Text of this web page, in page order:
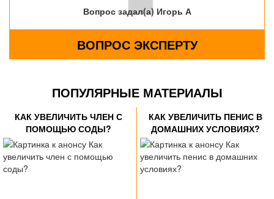
Вопрос задал(а) Игорь А
ВОПРОС ЭКСПЕРТУ
ПОПУЛЯРНЫЕ МАТЕРИАЛЫ
КАК УВЕЛИЧИТЬ ЧЛЕН С
ПОМОЩЬЮ СОДЫ?
КАК УВЕЛИЧИТЬ ПЕНИС В
ДОМАШНИХ УСЛОВИЯХ?